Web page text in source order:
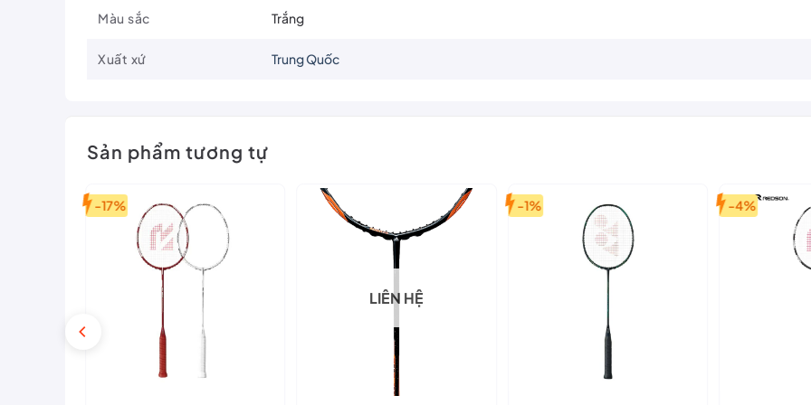
Màu sắc Trắng
Xuất xứ Trung Quốc
Sản phẩm tương tự
-17%
LIÊN HỆ
-1% -4%